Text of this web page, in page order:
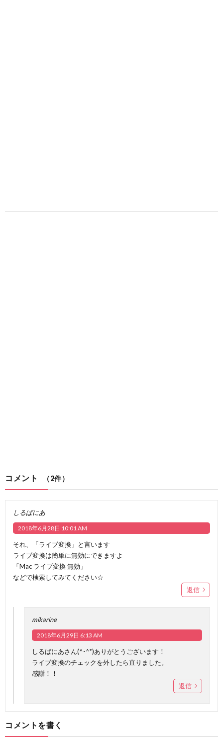
コメント （2件）
しるばにあ
2018年6月28日 10:01 AM
それ、「ライブ変換」と言います
ライブ変換は簡単に無効にできますよ
「Mac ライブ変換 無効」
などで検索してみてください☆
返信
mikarine
2018年6月29日 6:13 AM
しるばにあさん(^-^*)ありがとうございます！
ライブ変換のチェックを外したら直りました。
感謝！！
返信
コメントを書く